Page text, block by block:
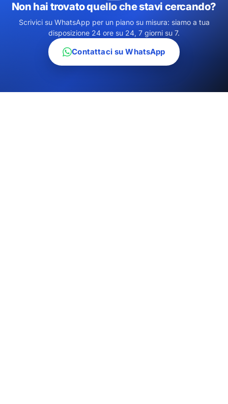
Non hai trovato quello che stavi cercando?
Scrivici su WhatsApp per un piano su misura: siamo a tua
disposizione 24 ore su 24, 7 giorni su 7.
Contattaci su WhatsApp